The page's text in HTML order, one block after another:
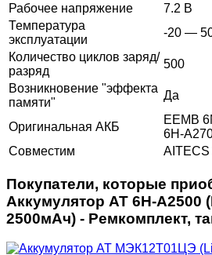
Рабочее напряжение
7.2 В
Температура
эксплуатации
-20 —
Количество циклов заряд/
разряд
500
Возникновение "эффекта
памяти"
Да
Оригинальная АКБ
EEMB
6H-
Совместим
AITECS
Покупатели, которые
Аккумулятор AT 6H-A2500
2500мАч) - Ремкомплект,